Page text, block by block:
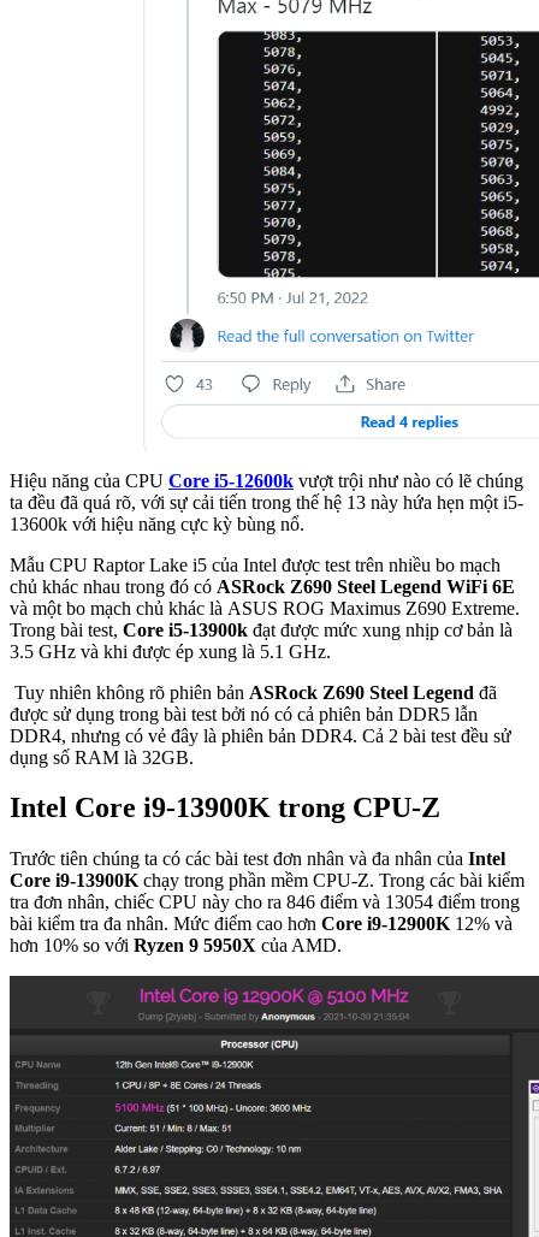
Hiệu năng của CPU Core i5-12600k vượt trội như nào có lẽ chúng
ta đều đã quá rõ, với sự cải tiến trong thế hệ 13 này hứa hẹn một i5-
13600k với hiệu năng cực kỳ bùng nổ.
Mẫu CPU Raptor Lake i5 của Intel được test trên nhiều bo mạch
chủ khác nhau trong đó có ASRock Z690 Steel Legend WiFi 6E
và một bo mạch chủ khác là ASUS ROG Maximus Z690 Extreme.
Trong bài test, Core i5-13900k đạt được mức xung nhịp cơ bản là
3.5 GHz và khi được ép xung là 5.1 GHz.
Tuy nhiên không rõ phiên bản ASRock Z690 Steel Legend đã
được sử dụng trong bài test bởi nó có cả phiên bản DDR5 lẫn
DDR4, nhưng có vẻ đây là phiên bản DDR4. Cả 2 bài test đều sử
dụng số RAM là 32GB.
Intel Core i9-13900K trong CPU-Z
Trước tiên chúng ta có các bài test đơn nhân và đa nhân của Intel
Core i9-13900K chạy trong phần mềm CPU-Z. Trong các bài kiểm
tra đơn nhân, chiếc CPU này cho ra 846 điểm và 13054 điểm trong
bài kiểm tra đa nhân. Mức điểm cao hơn Core i9-12900K 12% và
hơn 10% so với Ryzen 9 5950X của AMD.